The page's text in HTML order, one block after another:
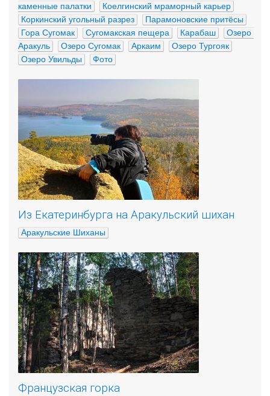
каменные палатки
Коелгинский мраморный карьер
Коркинский угольный разрез
Парамоновские притёсы
Гора Сугомак
Сугомакская пещера Карабаш
Озеро
Аракуль
Озеро Сугомак Аркаим
Озеро Тургояк
Озеро Увильды
Фото
Из Екатеринбурга на Аракульский шихан
Аракульские Шиханы
Французская горка